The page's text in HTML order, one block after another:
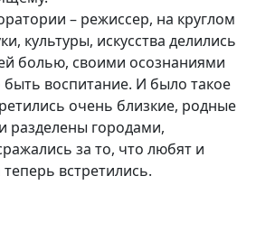
– режиссер, на круглом
культуры, искусства делились
болью, своими осознаниями
воспитание. И было такое
очень близкие, родные
разделены городами,
за то, что любят и
встретились.